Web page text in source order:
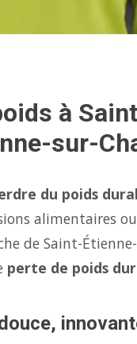
à
sur-
du poids
alimentaires
de Saint-
perte de poids